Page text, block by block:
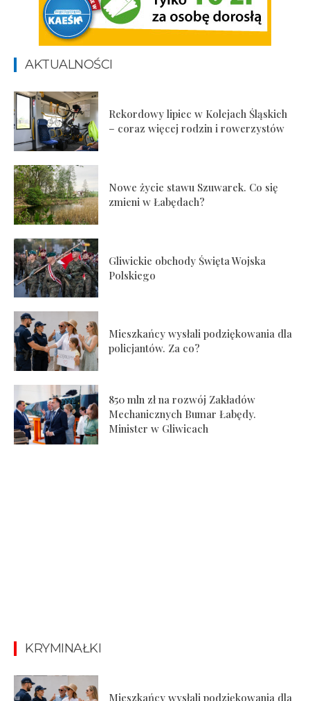
AKTUALNOŚCI
Rekordowy lipiec w Kolejach Śląskich
– coraz więcej rodzin i rowerzystów
Nowe życie stawu Szuwarek. Co się
zmieni w Łabędach?
Gliwickie obchody Święta Wojska
Polskiego
Mieszkańcy wysłali podziękowania dla
policjantów. Za co?
850 mln zł na rozwój Zakładów
Mechanicznych Bumar Łabędy.
Minister w Gliwicach
KRYMINAŁKI
Mieszkańcy wysłali podziękowania dla